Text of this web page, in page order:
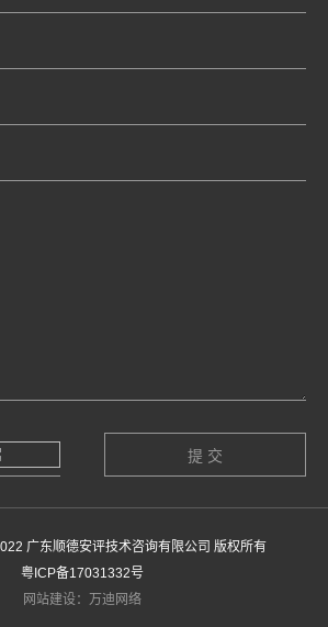
广东顺德安评技术咨询有限公司 版权所有
粤ICP备17031332号
网站建设：万迪网络